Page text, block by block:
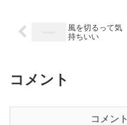
風を切るって気
持ちいい
コメント
コメン